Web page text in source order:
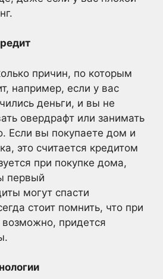
причин, по которым
например, если у вас
деньги, и вы не
овердрафт или занимать
Если вы покупаете дом и
это считается кредитом
при покупке дома,
первый
могут спасти
стоит помнить, что при
возможно, придется